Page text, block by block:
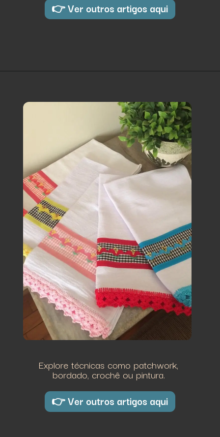
👉 Ver outros artigos aqui
Explore técnicas como patchwork,
bordado, crochê ou pintura.
👉 Ver outros artigos aqui